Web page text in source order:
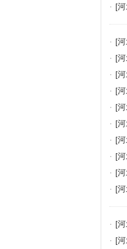
· [
· [
· [
· [
· [
· [
· [
· [
· [
· [
· [
· [
· [